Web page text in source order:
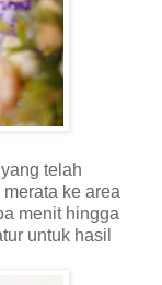
telah
ke area
menit hingga
untuk hasil